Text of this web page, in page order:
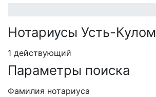
Нотариусы Усть-Кулом
1 действующий
Параметры поиска
Фамилия нотариуса